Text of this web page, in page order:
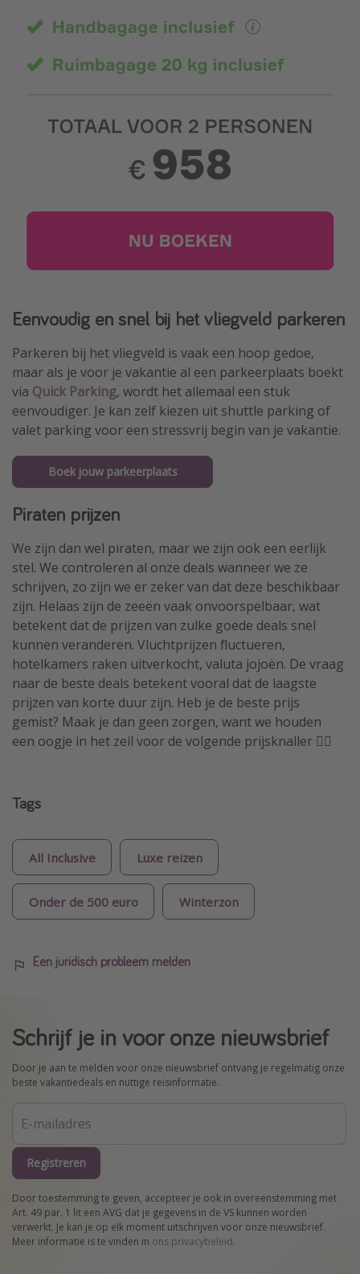
Eenvoudig en snel bij het vliegveld parkeren
Parkeren bij het vliegveld is vaak een hoop gedoe,
maar als je voor je vakantie al een parkeerplaats boekt
via Quick Parking, wordt het allemaal een stuk
eenvoudiger. Je kan zelf kiezen uit shuttle parking of
valet parking voor een stressvrij begin van je vakantie.
Boek jouw parkeerplaats
Piraten prijzen
We zijn dan wel piraten, maar we zijn ook een eerlijk
stel. We controleren al onze deals wanneer we ze
schrijven, zo zijn we er zeker van dat deze beschikbaar
zijn. Helaas zijn de zeeën vaak onvoorspelbaar, wat
betekent dat de prijzen van zulke goede deals snel
kunnen veranderen. Vluchtprijzen fluctueren,
hotelkamers raken uitverkocht, valuta jojoën. De vraag
naar de beste deals betekent vooral dat de laagste
prijzen van korte duur zijn. Heb je de beste prijs
gemist? Maak je dan geen zorgen, want we houden
een oogje in het zeil voor de volgende prijsknaller 🏴‍☠️
Tags
All Inclusive Luxe reizen
Onder de 500 euro Winterzon
Een juridisch probleem melden
Schrijf je in voor onze nieuwsbrief
Door je aan te melden voor onze nieuwsbrief ontvang je regelmatig onze
beste vakantiedeals en nuttige reisinformatie.
Registreren
Door toestemming te geven, accepteer je ook in overeenstemming met
Art. 49 par. 1 lit een AVG dat je gegevens in de VS kunnen worden
verwerkt. Je kan je op elk moment uitschrijven voor onze nieuwsbrief.
Meer informatie is te vinden in ons privacybeleid.